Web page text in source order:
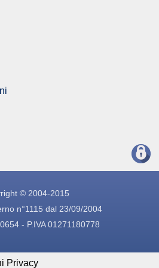
© 2004-2015
n°1115 dal 23/09/2004
- P.IVA 01271180778
Privacy